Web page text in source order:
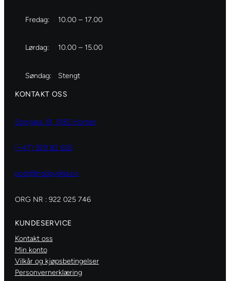
Fredag: 10.00 – 17.00
Lørdag: 10.00 – 15.00
Søndag: Stengt
KONTAKT OSS
Storgata 19, 3182 Horten
(+47) 929 82 626
post@hobbydilla.no
ORG NR : 922 025 746
KUNDESERVICE
Kontakt oss
Min konto
Vilkår og kjøpsbetingelser
Personvernerklæring